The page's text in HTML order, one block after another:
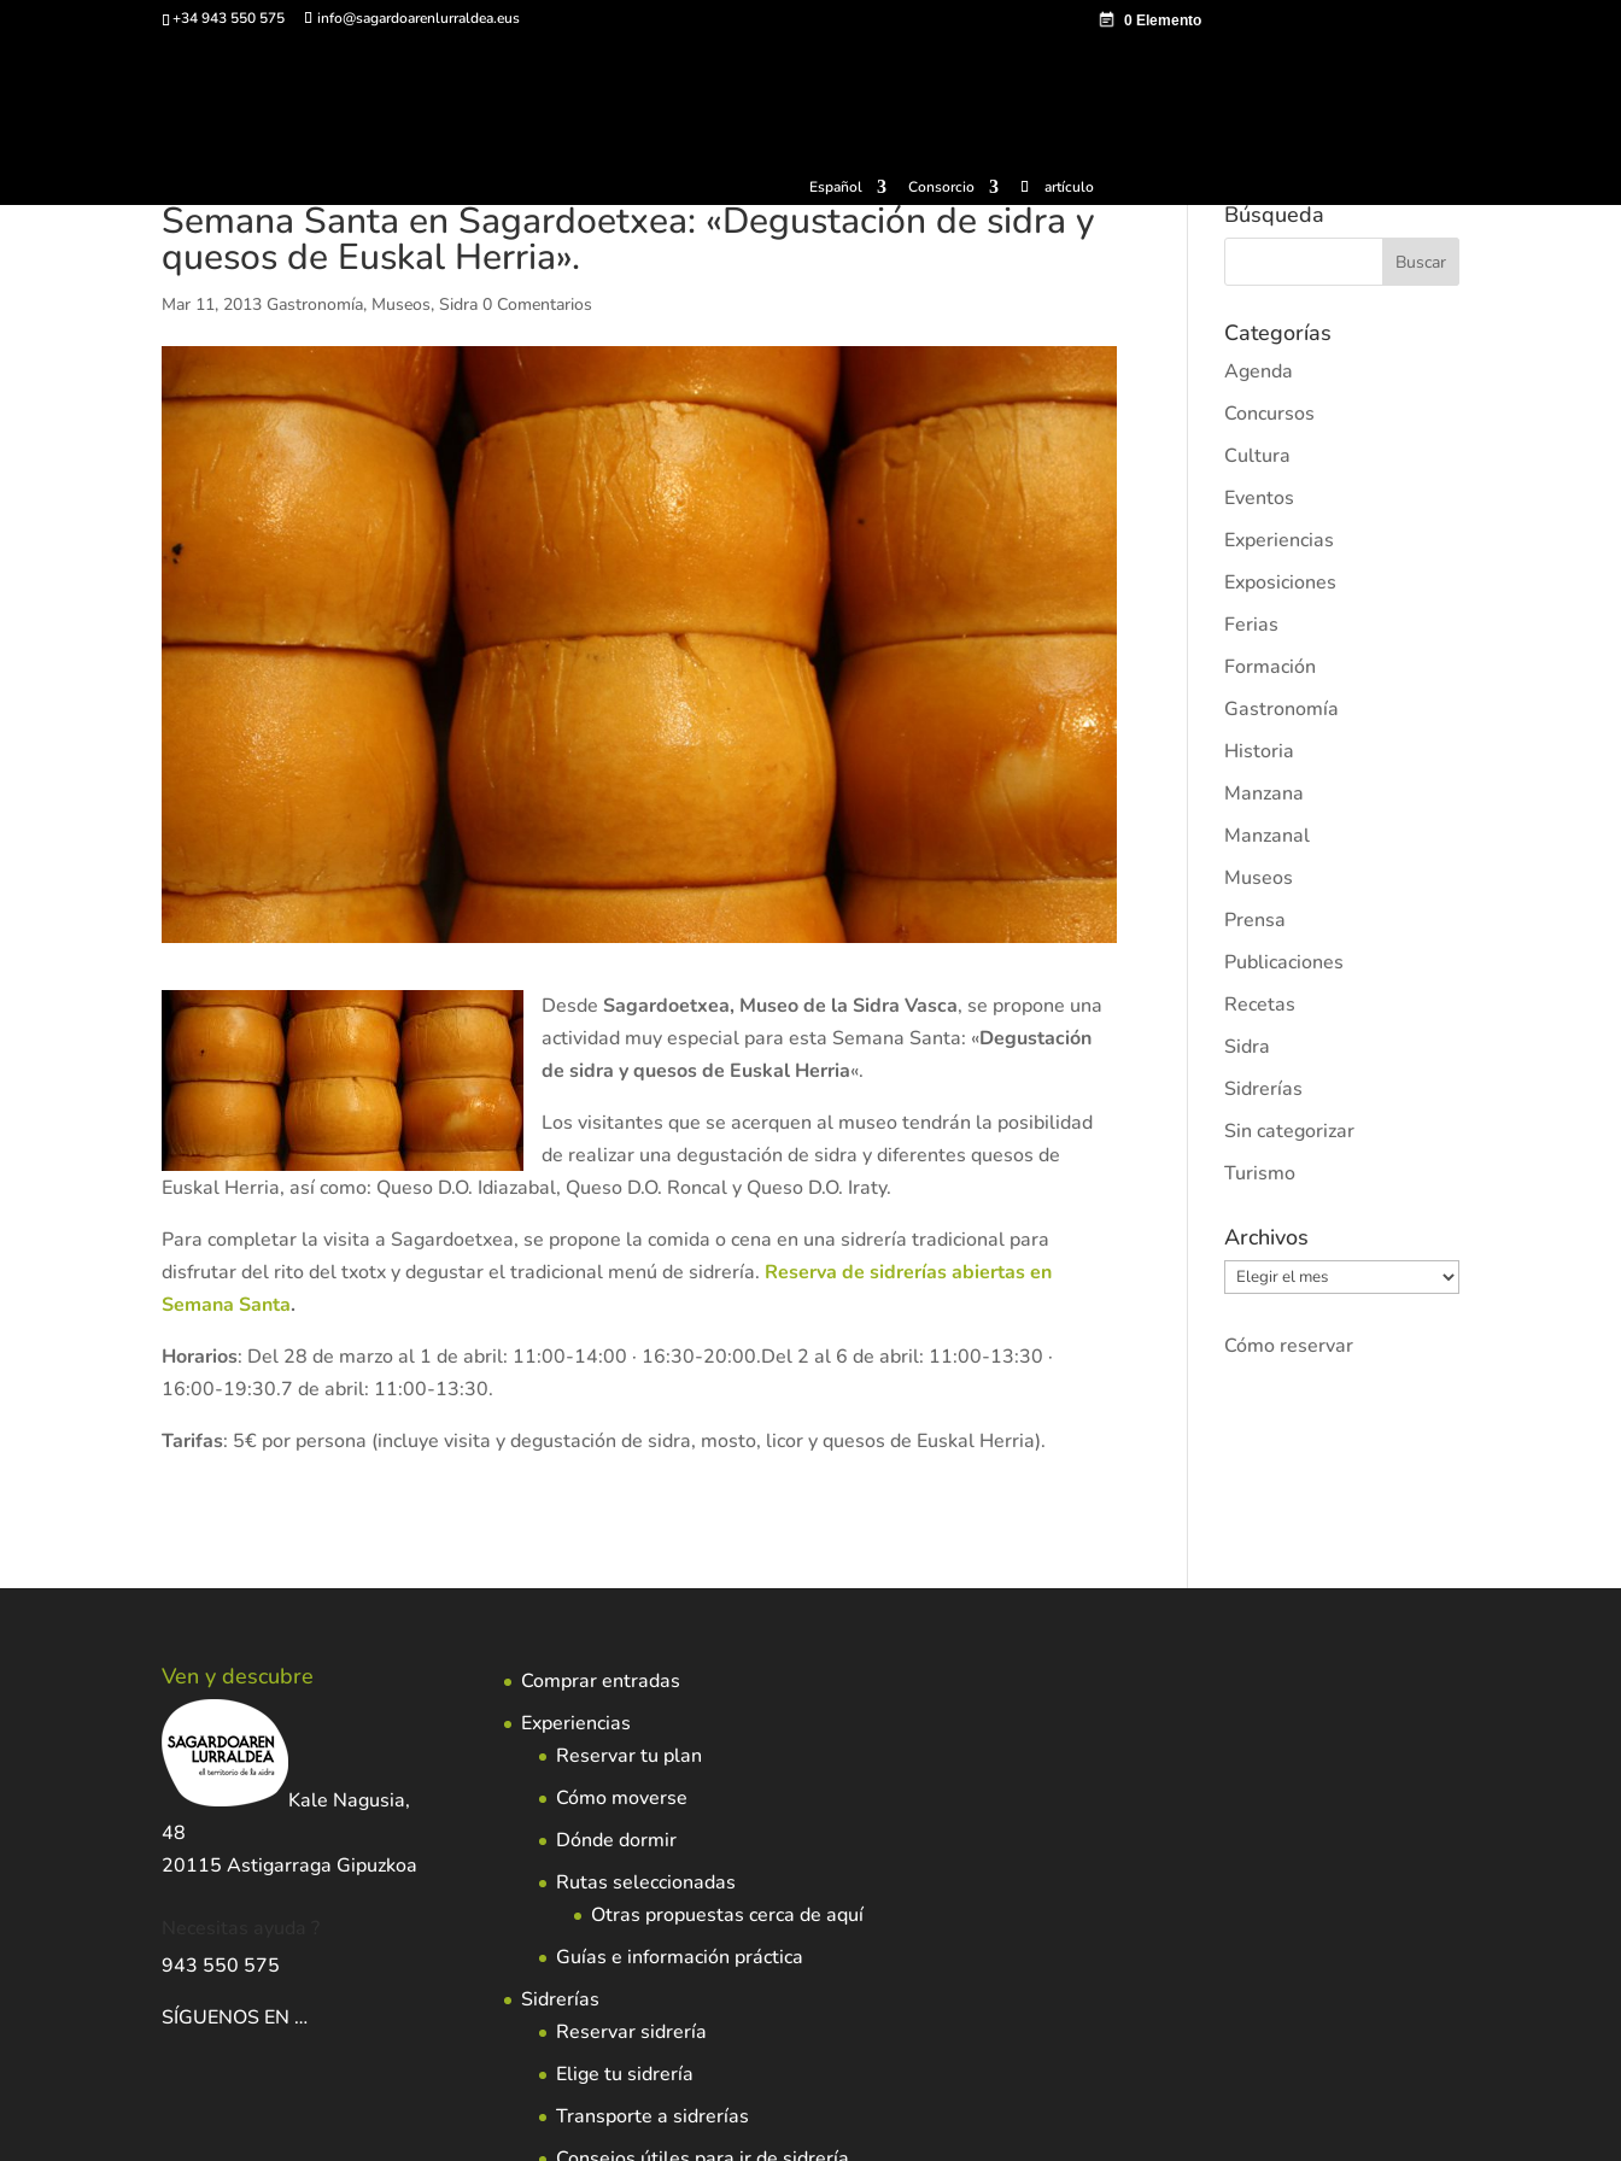
+34 943 550 575 info@sagardoarenlurraldea.eus
Español Consorcio artículo
Semana Santa en Sagardoetxea: «Degustación de sidra y
quesos de Euskal Herria».
Mar 11, 2013 Gastronomía, Museos,Sidra 0 Comentarios
Desde Sagardoetxea, Museo de la Sidra Vasca, se propone una
actividad muy especial para esta Semana Santa: «Degustación
de sidra y quesos de Euskal Herria«.
Los visitantes que se acerquen al museo tendrán la posibilidad
de realizar una degustación de sidra y diferentes quesos de
Euskal Herria, así como: Queso D.O. Idiazabal, Queso D.O. Roncal y Queso D.O. Iraty.
Para completar la visita a Sagardoetxea, se propone la comida o cena en una sidrería tradicional para
disfrutar del rito del txotx y degustar el tradicional menú de sidrería. Reserva de sidrerías abiertas en
Semana Santa.
Horarios: Del 28 de marzo al 1 de abril: 11:00-14:00 · 16:30-20:00.Del 2 al 6 de abril: 11:00-13:30 ·
16:00-19:30.7 de abril: 11:00-13:30.
Tarifas: 5€ por persona (incluye visita y degustación de sidra, mosto, licor y quesos de Euskal Herria).
Búsqueda
Categorías
Agenda
Concursos
Cultura
Eventos
Experiencias
Exposiciones
Ferias
Formación
Gastronomía
Historia
Manzana
Manzanal
Museos
Prensa
Publicaciones
Recetas
Sidra
Sidrerías
Sin categorizar
Turismo
Archivos
Archivos
Cómo reservar
Ven y descubre
Kale Nagusia,
48
20115 Astigarraga Gipuzkoa
943 550 575
SÍGUENOS EN …
Comprar entradas
Experiencias
Reservar tu plan
Cómo moverse
Dónde dormir
Rutas seleccionadas
Otras propuestas cerca de aquí
Guías e información práctica
Sidrerías
Reservar sidrería
Elige tu sidrería
Transporte a sidrerías